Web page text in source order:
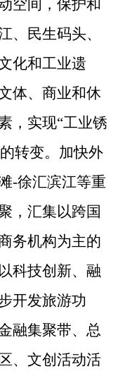
空间， 保护和
、民生码头、
化和工业遗
体、商业和休
，实现“工业锈
的转变。 加快外
-徐汇滨江等重
，汇集以跨国
务机构为主的
科技创新、融
开发旅游功
融集聚带、总
、文创活动活